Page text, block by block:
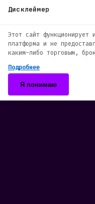
experience. By
website, you
See our
Accept
Дисклеймер
Этот сайт функционирует
платформа и не
каким-либо торговым,
Подробнее
Я понимаю